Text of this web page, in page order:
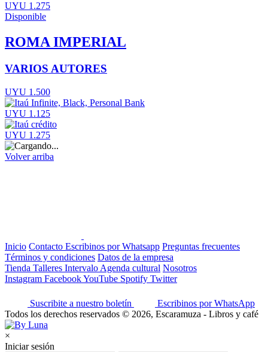
UYU 1.275
Disponible
ROMA IMPERIAL
VARIOS AUTORES
UYU 1.500
UYU 1.125
UYU 1.275
Volver arriba
Inicio Contacto Escribinos por Whatsapp Preguntas frecuentes
Términos y condiciones Datos de la empresa
Tienda Talleres Intervalo Agenda cultural Nosotros
Instagram FacebookYouTube Spotify Twitter
Suscribite a nuestro boletín
Escribinos por WhatsApp
Todos los derechos reservados © 2026, Escaramuza - Libros y café
×
Iniciar sesión